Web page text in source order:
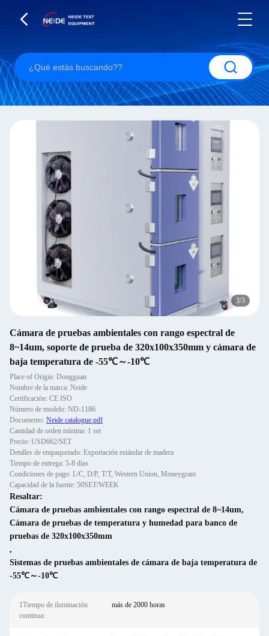
3/3
Cámara de pruebas ambientales con rango espectral de
8~14um, soporte de prueba de 320x100x350mm y cámara de
baja temperatura de -55℃～-10℃
Place of Origin: Dongguan
Nombre de la marca: Neide
Certificación: CE ISO
Número de modelo: ND-1186
Documento: Neide catalogue.pdf
Cantidad de orden mínima: 1 set
Precio: USD662/SET
Detalles de empaquetado: Exportación estándar de madera
Tiempo de entrega: 5-8 días
Condiciones de pago: L/C, D/P, T/T, Western Union, Moneygram
Capacidad de la fuente: 50SET/WEEK
Resaltar:
Cámara de pruebas ambientales con rango espectral de 8~14um,
Cámara de pruebas de temperatura y humedad para banco de
pruebas de 320x100x350mm
,
Sistemas de pruebas ambientales de cámara de baja temperatura de
-55℃～-10℃
1Tiempo de iluminación
continua:
más de 2000 horas